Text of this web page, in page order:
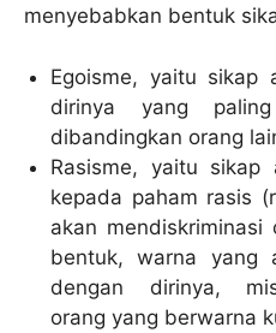
menyebabkan bentuk
Egoisme, yaitu sikap
dirinya yang
dibandingkan orang
Rasisme, yaitu sikap
kepada paham rasis
akan mendiskriminasi
bentuk, warna yang
dengan dirinya,
orang yang berwarna